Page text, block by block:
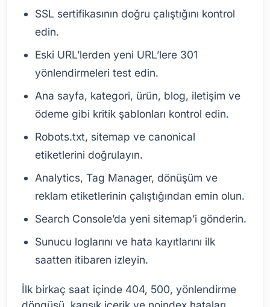
SSL sertifikasının doğru çalıştığını kontrol
edin.
Eski URL’lerden yeni URL’lere 301
yönlendirmeleri test edin.
Ana sayfa, kategori, ürün, blog, iletişim ve
ödeme gibi kritik şablonları kontrol edin.
Robots.txt, sitemap ve canonical
etiketlerini doğrulayın.
Analytics, Tag Manager, dönüşüm ve
reklam etiketlerinin çalıştığından emin olun.
Search Console’da yeni sitemap’i gönderin.
Sunucu loglarını ve hata kayıtlarını ilk
saatten itibaren izleyin.
İlk birkaç saat içinde 404, 500, yönlendirme